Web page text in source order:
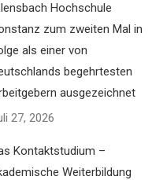
Hochschule
zum zweiten Mal in
als einer von
begehrtesten
ausgezeichnet
27, 2026
Kontaktstudium –
Weiterbildung